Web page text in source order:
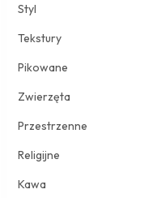
Styl
Tekstury
Pikowane
Zwierzęta
Przestrzenne
Religijne
Kawa